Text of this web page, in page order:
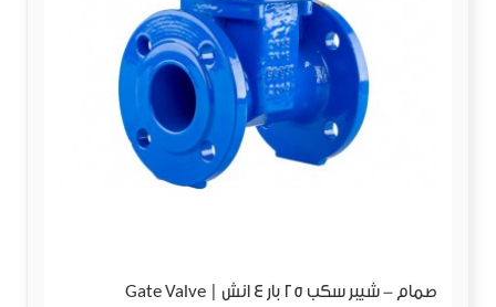
صمام - شيبر سكب 25 بار 4 انش | Gate Valve